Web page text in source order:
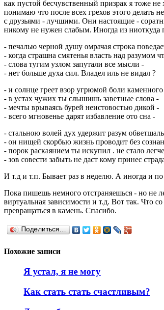
как пустой бесчувственный призрак я тоже
понимаю что после всех грехов этого делать
с друзьями - лучшими. Они настоящие -
никому не нужен слабым. Иногда из ниоткуда
- печалью черной душу омрачая строка
- когда страшна смятенья власть над разумом
- слова тугим узлом запутали все мысли -
- нет больше духа сил. Владел иль не видал ?
- и солнце греет взор угрюмой боли
- в устах чужих ты слышишь заветные слова -
- мечты врываясь бурей неистовостью дикой -
- всего мгновенье дарят избавление ото сна -
- стальною волей дух удержит разум
- он нищей скорбью жизнь проводит без
- порок раскаянием ты искупил . не стало
- зов совести забыть не даст кому принес
И т.д и т.п. Бывает раз в неделю. А иногда и по
Пока пишешь немного отстраняешься - но не
виртуальная зависимости и т.д. Вот так. Что
превращаться в камень. Спасибо.
Поделиться…
Похожие записи
Я устал, я не могу
Как стать стать счастливым?